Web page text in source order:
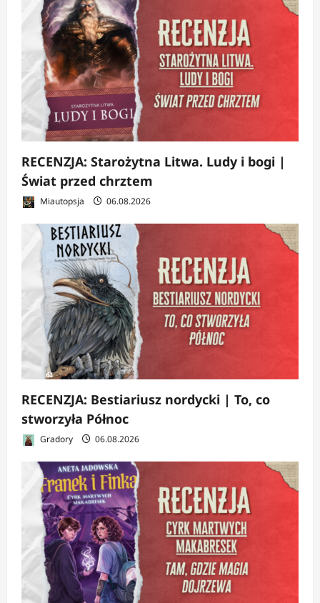
RECENZJA: Starożytna Litwa. Ludy i bogi |
Świat przed chrztem
Miautopsja 06.08.2026
RECENZJA: Bestiariusz nordycki | To, co
stworzyła Północ
Gradory 06.08.2026